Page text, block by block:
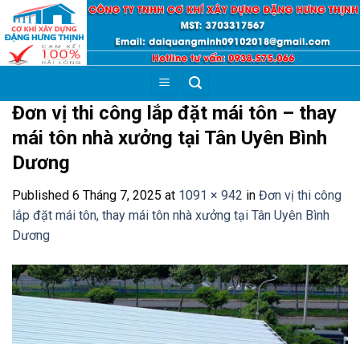
Skip
content
Đơn vị thi công lắp đặt mái tôn – thay
mái tôn nhà xưởng tại Tân Uyên Bình
Dương
Published 6 Tháng 7, 2025 at 1091 × 942 in Đơn vị thi công
lắp đặt mái tôn, thay mái tôn nhà xưởng tại Tân Uyên Bình
Dương